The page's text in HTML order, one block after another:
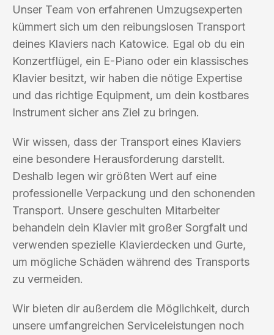
Unser Team von erfahrenen Umzugsexperten
kümmert sich um den reibungslosen Transport
deines Klaviers nach Katowice. Egal ob du ein
Konzertflügel, ein E-Piano oder ein klassisches
Klavier besitzt, wir haben die nötige Expertise
und das richtige Equipment, um dein kostbares
Instrument sicher ans Ziel zu bringen.
Wir wissen, dass der Transport eines Klaviers
eine besondere Herausforderung darstellt.
Deshalb legen wir größten Wert auf eine
professionelle Verpackung und den schonenden
Transport. Unsere geschulten Mitarbeiter
behandeln dein Klavier mit großer Sorgfalt und
verwenden spezielle Klavierdecken und Gurte,
um mögliche Schäden während des Transports
zu vermeiden.
Wir bieten dir außerdem die Möglichkeit, durch
unsere umfangreichen Serviceleistungen noch